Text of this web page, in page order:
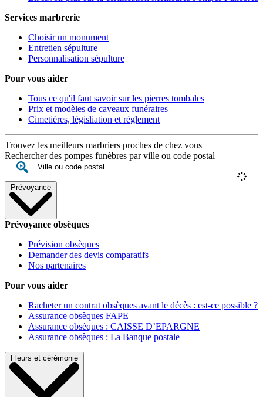
Services marbrerie
Choisir un monument
Entretien sépulture
Personnalisation sépulture
Pour vous aider
Tous ce qu'il faut savoir sur les pierres tombales
Prix et modèles de caveaux funéraires
Cimetières, législiation et réglement
Trouvez les meilleurs marbriers proches de chez vous
Rechercher des pompes funèbres par ville ou code postal
Prévoyance
Prévoyance obsèques
Prévision obsèques
Demander des devis comparatifs
Nos partenaires
Pour vous aider
Racheter un contrat obsèques avant le décès : est-ce possible ?
Assurance obsèques FAPE
Assurance obsèques : CAISSE D’EPARGNE
Assurance obsèques : La Banque postale
Fleurs et cérémonie